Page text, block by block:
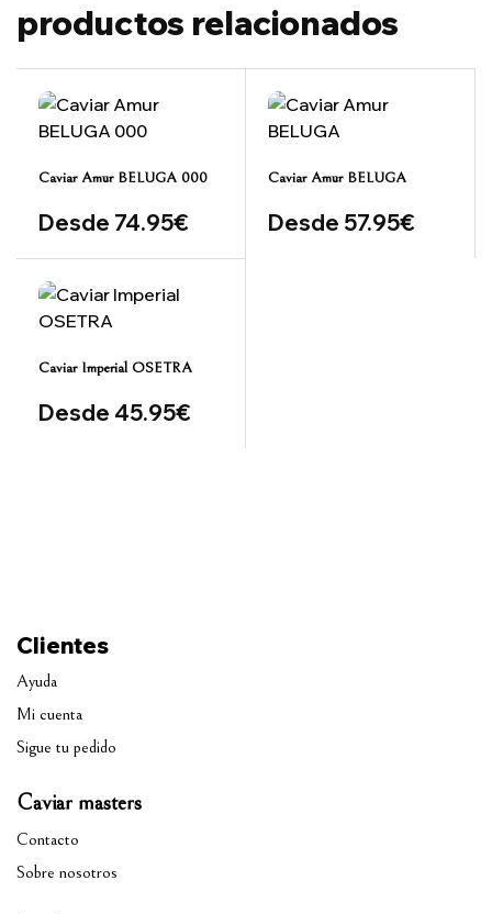
productos relacionados
Caviar Amur BELUGA 000
Desde 74.95€
Caviar Amur BELUGA
Desde 57.95€
Caviar Imperial OSETRA
Desde 45.95€
Clientes
Ayuda
Mi cuenta
Sigue tu pedido
Caviar masters
Contacto
Sobre nosotros